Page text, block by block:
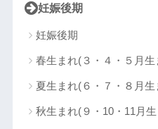
妊娠後期
妊娠後期
春生まれ(３・４・５月生
夏生まれ(６・７・８月生
秋生まれ(９・10・11月